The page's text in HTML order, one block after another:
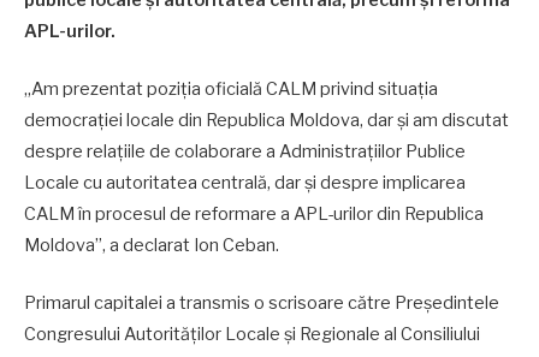
APL-urilor.
„Am prezentat poziția oficială CALM privind situația
democrației locale din Republica Moldova, dar și am discutat
despre relațiile de colaborare a Administrațiilor Publice
Locale cu autoritatea centrală, dar și despre implicarea
CALM în procesul de reformare a APL-urilor din Republica
Moldova”, a declarat Ion Ceban.
Primarul capitalei a transmis o scrisoare către Președintele
Congresului Autorităților Locale și Regionale al Consiliului